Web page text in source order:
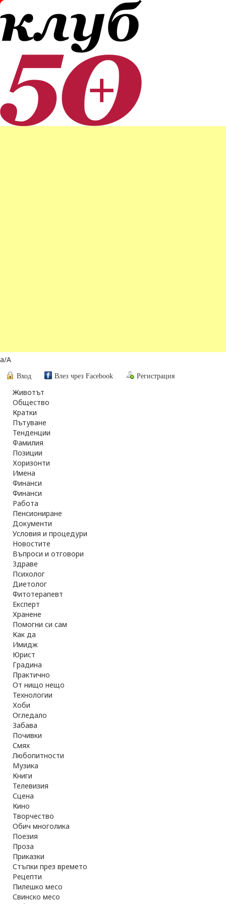
a/A
Вход Влез чрез Facebook Регистрация
Животът
Общество
Кратки
Пътуване
Тенденции
Фамилия
Позиции
Хоризонти
Имена
Финанси
Финанси
Работа
Пенсиониране
Документи
Условия и процедури
Новостите
Въпроси и отговори
Здраве
Психолог
Диетолог
Фитотерапевт
Експерт
Хранене
Помогни си сам
Как да
Имидж
Юрист
Градина
Практично
От нищо нещо
Технологии
Хоби
Огледало
Забава
Почивки
Смях
Любопитности
Музика
Книги
Телевизия
Сцена
Кино
Творчество
Обич многолика
Поезия
Проза
Приказки
Стъпки през времето
Рецепти
Пилешко месо
Свинско месо